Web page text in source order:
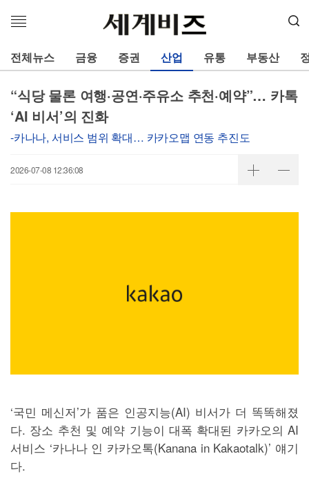
메
열
기
전체뉴스 금융 증권 산업 유통 부동산
“식당 물론 여행·공연·주유소 추천·예약”… 카톡
‘AI 비서’의 진화
-카나나, 서비스 범위 확대… 카카오맵 연동 추진도
2026-07-08 12:36:08
‘국민 메신저’가 품은 인공지능(AI) 비서가 더 똑똑해졌
다. 장소 추천 및 예약 기능이 대폭 확대된 카카오의 AI
서비스 ‘카나나 인 카카오톡(Kanana in Kakaotalk)’ 얘기
다.